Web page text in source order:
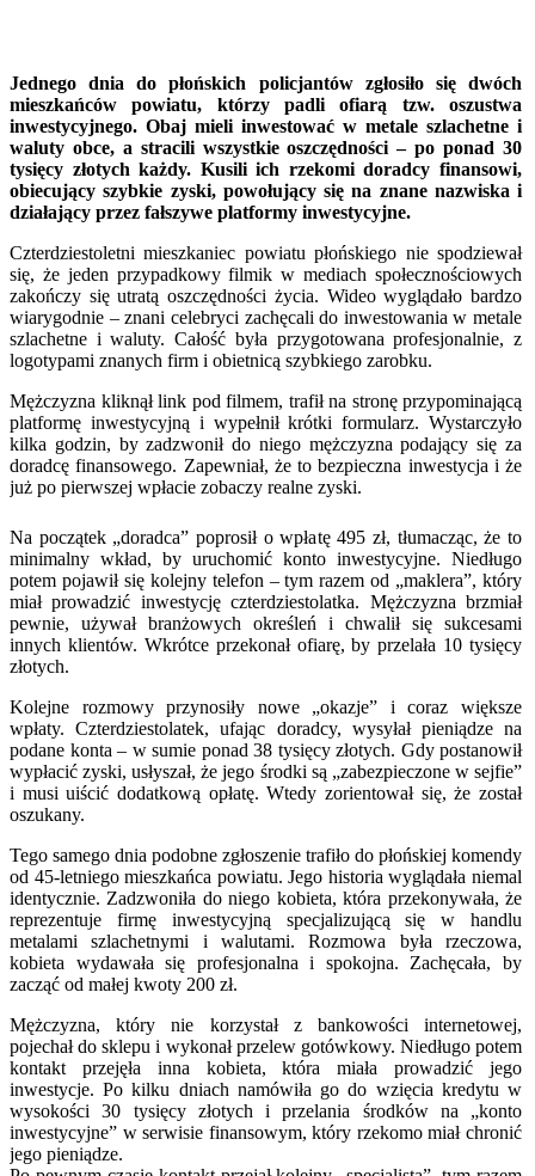
Jednego dnia do płońskich policjantów zgłosiło się dwóch
mieszkańców powiatu, którzy padli ofiarą tzw. oszustwa
inwestycyjnego. Obaj mieli inwestować w metale szlachetne i
waluty obce, a stracili wszystkie oszczędności – po ponad 30
tysięcy złotych każdy. Kusili ich rzekomi doradcy finansowi,
obiecujący szybkie zyski, powołujący się na znane nazwiska i
działający przez fałszywe platformy inwestycyjne.
Czterdziestoletni mieszkaniec powiatu płońskiego nie spodziewał
się, że jeden przypadkowy filmik w mediach społecznościowych
zakończy się utratą oszczędności życia. Wideo wyglądało bardzo
wiarygodnie – znani celebryci zachęcali do inwestowania w metale
szlachetne i waluty. Całość była przygotowana profesjonalnie, z
logotypami znanych firm i obietnicą szybkiego zarobku.
Mężczyzna kliknął link pod filmem, trafił na stronę przypominającą
platformę inwestycyjną i wypełnił krótki formularz. Wystarczyło
kilka godzin, by zadzwonił do niego mężczyzna podający się za
doradcę finansowego. Zapewniał, że to bezpieczna inwestycja i że
już po pierwszej wpłacie zobaczy realne zyski.
Na początek „doradca” poprosił o wpłatę 495 zł, tłumacząc, że to
minimalny wkład, by uruchomić konto inwestycyjne. Niedługo
potem pojawił się kolejny telefon – tym razem od „maklera”, który
miał prowadzić inwestycję czterdziestolatka. Mężczyzna brzmiał
pewnie, używał branżowych określeń i chwalił się sukcesami
innych klientów. Wkrótce przekonał ofiarę, by przelała 10 tysięcy
złotych.
Kolejne rozmowy przynosiły nowe „okazje” i coraz większe
wpłaty. Czterdziestolatek, ufając doradcy, wysyłał pieniądze na
podane konta – w sumie ponad 38 tysięcy złotych. Gdy postanowił
wypłacić zyski, usłyszał, że jego środki są „zabezpieczone w sejfie”
i musi uiścić dodatkową opłatę. Wtedy zorientował się, że został
oszukany.
Tego samego dnia podobne zgłoszenie trafiło do płońskiej komendy
od 45-letniego mieszkańca powiatu. Jego historia wyglądała niemal
identycznie. Zadzwoniła do niego kobieta, która przekonywała, że
reprezentuje firmę inwestycyjną specjalizującą się w handlu
metalami szlachetnymi i walutami. Rozmowa była rzeczowa,
kobieta wydawała się profesjonalna i spokojna. Zachęcała, by
zacząć od małej kwoty 200 zł.
Mężczyzna, który nie korzystał z bankowości internetowej,
pojechał do sklepu i wykonał przelew gotówkowy. Niedługo potem
kontakt przejęła inna kobieta, która miała prowadzić jego
inwestycje. Po kilku dniach namówiła go do wzięcia kredytu w
wysokości 30 tysięcy złotych i przelania środków na „konto
inwestycyjne” w serwisie finansowym, który rzekomo miał chronić
jego pieniądze.